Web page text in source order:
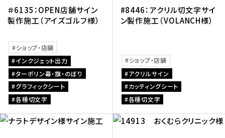
＃6135：OPEN店舗サイン
製作施工（アイズゴルフ様）
ショップ・店舗
インクジェット出力
ターポリン幕・旗・のぼり
グラフィックシート
各種切文字
#8446：アクリル切文字サイ
ン製作施工（VOLANCH様）
ショップ・店舗
アクリルサイン
カッティングシート
各種切文字